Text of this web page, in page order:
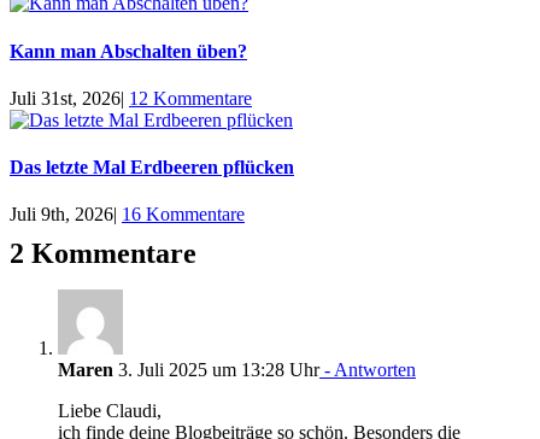
Kann man Abschalten üben?
Juli 31st, 2026| 12 Kommentare
Das letzte Mal Erdbeeren pflücken
Juli 9th, 2026| 16 Kommentare
2 Kommentare
Maren 3. Juli 2025 um 13:28 Uhr- Antworten
Liebe Claudi,
ich finde deine Blogbeiträge so schön. Besonders die